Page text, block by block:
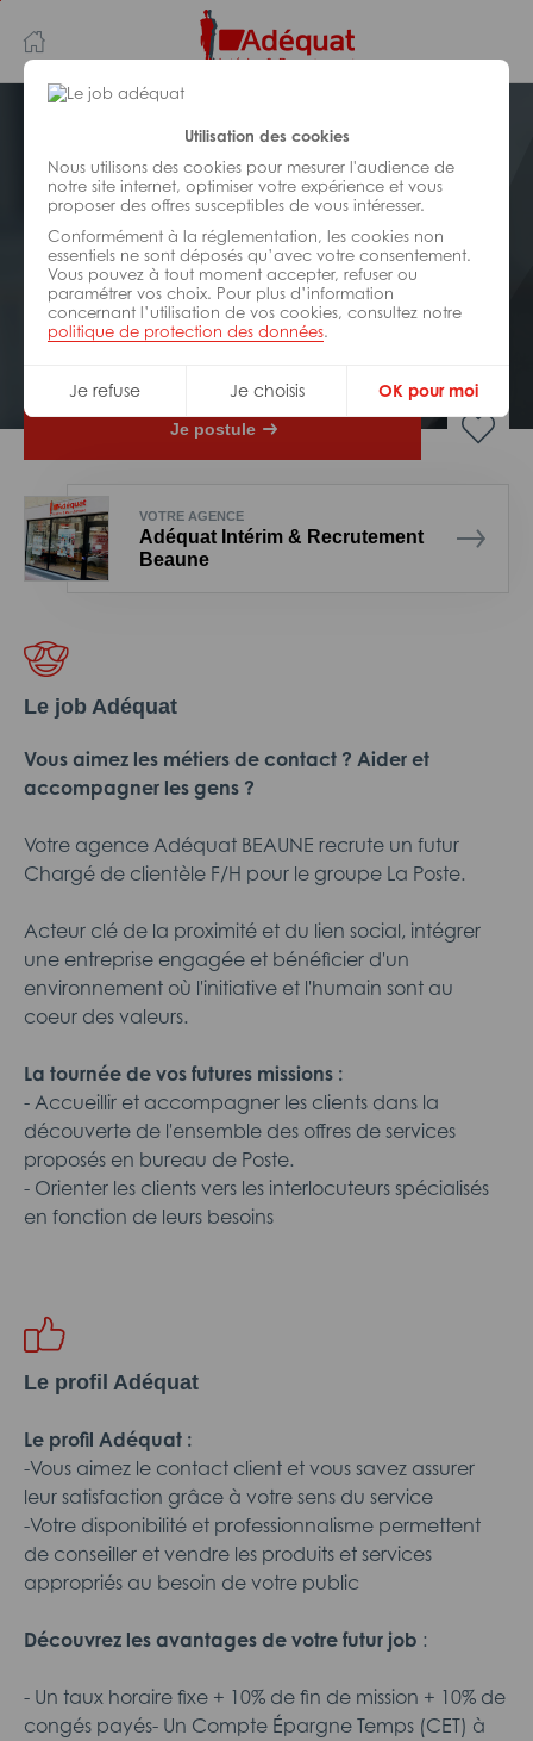
Utilisation des cookies
Nous utilisons des cookies pour mesurer l'audience de
notre site internet, optimiser votre expérience et vous
proposer des offres susceptibles de vous intéresser.
Conformément à la réglementation, les cookies non
essentiels ne sont déposés qu’avec votre consentement.
Vous pouvez à tout moment accepter, refuser ou
paramétrer vos choix. Pour plus d’information
concernant l’utilisation de vos cookies, consultez notre
politique de protection des données.
Je refuse Je choisis OK pour moi
au
contenu
principal
navigation
ADMINISTRATIF/ACCUEIL/SECRÉTARIAT/
ASSISTANAT
Réf : Z60-318879
Chargé de clientèle H/F
Interim Beaune
Je postule
VOTRE AGENCE
Adéquat Intérim & Recrutement
Beaune
Le job Adéquat
Vous aimez les métiers de contact ? Aider et
accompagner les gens ?
Votre agence Adéquat BEAUNE recrute un futur
Chargé de clientèle F/H pour le groupe La Poste.
Acteur clé de la proximité et du lien social, intégrer
une entreprise engagée et bénéficier d'un
environnement où l'initiative et l'humain sont au
coeur des valeurs.
La tournée de vos futures missions :
- Accueillir et accompagner les clients dans la
découverte de l'ensemble des offres de services
proposés en bureau de Poste.
- Orienter les clients vers les interlocuteurs spécialisés
en fonction de leurs besoins
Le profil Adéquat
Le profil Adéquat :
-Vous aimez le contact client et vous savez assurer
leur satisfaction grâce à votre sens du service
-Votre disponibilité et professionnalisme permettent
de conseiller et vendre les produits et services
appropriés au besoin de votre public
Découvrez les avantages de votre futur job :
- Un taux horaire fixe + 10% de fin de mission + 10% de
congés payés- Un Compte Épargne Temps (CET) à